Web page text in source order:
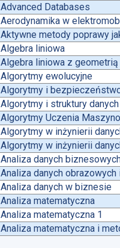
Advanced Databases
Aerodynamika w
Aktywne metody poprawy
Algebra liniowa
Algebra liniowa z geometrią
Algorytmy ewolucyjne
Algorytmy i
Algorytmy i struktury danych
Algorytmy Uczenia
Algorytmy w inżynierii
Algorytmy w inżynierii
Analiza danych
Analiza danych
Analiza danych w biznesie
Analiza matematyczna
Analiza matematyczna 1
Analiza matematyczna i